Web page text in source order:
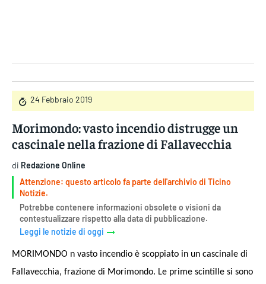
24 Febbraio 2019
Morimondo: vasto incendio distrugge un
cascinale nella frazione di Fallavecchia
di Redazione Online
Attenzione: questo articolo fa parte dell'archivio di Ticino
Notizie.
Potrebbe contenere informazioni obsolete o visioni da
contestualizzare rispetto alla data di pubblicazione.
Leggi le notizie di oggi
MORIMONDO n vasto incendio è scoppiato in un cascinale di
Fallavecchia, frazione di Morimondo. Le prime scintille si sono